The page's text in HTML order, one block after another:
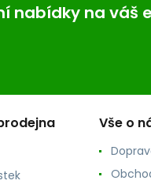
nabídky na váš
Vše o